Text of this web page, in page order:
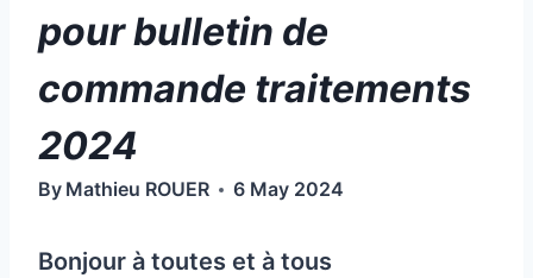
pour bulletin de
commande traitements
2024
By Mathieu ROUER 6 May 2024
Bonjour à toutes et à tous